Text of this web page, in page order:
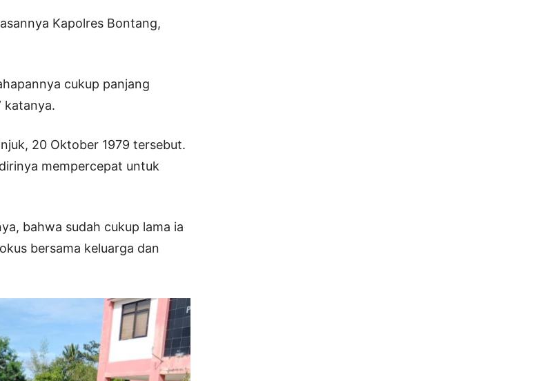
Kapolres Bontang,
cukup panjang
katanya.
20 Oktober 1979 tersebut.
mempercepat untuk
bahwa sudah cukup lama ia
bersama keluarga dan